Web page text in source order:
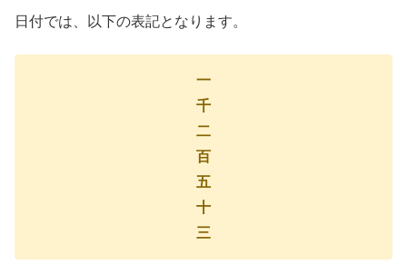
日付では、以下の表記となります。
一
千
二
百
五
十
三